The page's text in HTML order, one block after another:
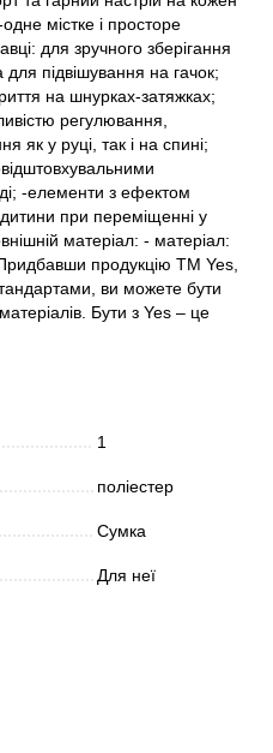
містке і просторе
для зручного зберігання
підвішування на гачок;
на шнурках-затяжках;
регулювання,
як у руці, так і на спині;
-елементи з ефектом
при переміщенні у
матеріал: - матеріал:
продукцію TM Yes,
ви можете бути
Бути з Yes – це
1
поліестер
Сумка
Для неї